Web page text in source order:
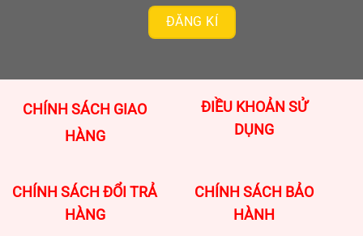
CHÍNH SÁCH GIAO
HÀNG
ĐIỀU KHOẢN SỬ
DỤNG
CHÍNH SÁCH ĐỔI TRẢ
HÀNG
CHÍNH SÁCH BẢO
HÀNH